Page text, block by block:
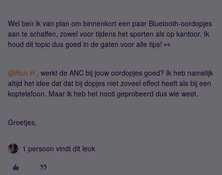
Wel ben ik van plan om binnenkort een paar Bluetooth-oordopjes
aan te schaffen, zowel voor tijdens het sporten als op kantoor. Ik
houd dit topic dus goed in de gaten voor alle tips! 👀
@Ron H , werkt de ANC bij jouw oordopjes goed? Ik heb namelijk
altijd het idee dat dat bij dopjes niet zoveel effect heeft als bij een
koptelefoon. Maar ik heb het nooit geprobeerd dus wie weet.
Groetjes,
1 persoon vindt dit leuk